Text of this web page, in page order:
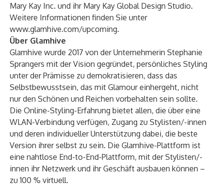
Mary Kay Inc. und ihr Mary Kay Global Design Studio.
Weitere Informationen finden Sie unter
www.glamhive.com/upcoming.
Über Glamhive
Glamhive wurde 2017 von der Unternehmerin Stephanie
Sprangers mit der Vision gegründet, persönliches Styling
unter der Prämisse zu demokratisieren, dass das
Selbstbewusstsein, das mit Glamour einhergeht, nicht
nur den Schönen und Reichen vorbehalten sein sollte.
Die Online-Styling-Erfahrung bietet allen, die über eine
WLAN-Verbindung verfügen, Zugang zu Stylisten/-innen
und deren individueller Unterstützung dabei, die beste
Version ihrer selbst zu sein. Die Glamhive-Plattform ist
eine nahtlose End-to-End-Plattform, mit der Stylisten/-
innen ihr Netzwerk und ihr Geschäft ausbauen können –
zu 100 % virtuell.